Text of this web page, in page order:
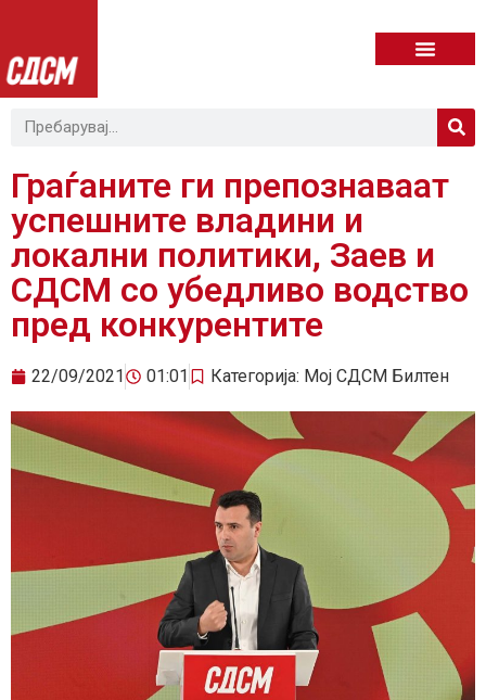
Граѓаните ги препознаваат
успешните владини и
локални политики, Заев и
СДСМ со убедливо водство
пред конкурентите
22/09/2021 01:01 Категорија: Мој СДСМ Билтен